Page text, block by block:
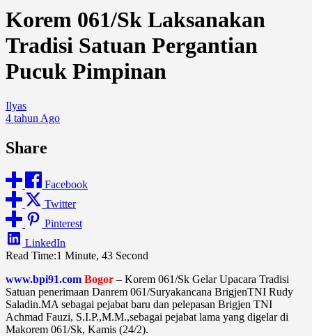
Korem 061/Sk Laksanakan
Tradisi Satuan Pergantian
Pucuk Pimpinan
Ilyas
4 tahun Ago
Share
Facebook
Twitter
Pinterest
LinkedIn
Read Time:1 Minute, 43 Second
www.bpi91.com Bogor – Korem 061/Sk Gelar Upacara Tradisi
Satuan penerimaan Danrem 061/Suryakancana BrigjenTNI Rudy
Saladin.MA sebagai pejabat baru dan pelepasan Brigjen TNI
Achmad Fauzi, S.I.P.,M.M.,sebagai pejabat lama yang digelar di
Makorem 061/Sk, Kamis (24/2).